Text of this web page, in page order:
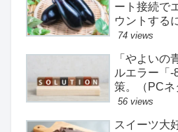
ート接続で
ウントする
74 views
「やよいの
ルエラー「
策。（PCネ
56 views
スイーツ大